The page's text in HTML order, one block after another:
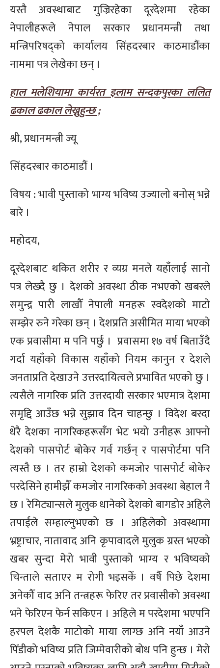
यस्तै अवस्थाबाट गुज्रिरहेका दूरदेशमा रहेका
नेपालीहरूले नेपाल सरकार प्रधानमन्त्री तथा
मन्त्रिपरिषद्को कार्यालय सिंहदरबार काठमाडौंका
नाममा पत्र लेखेका छन् ।
हाल मलेशियामा कार्यरत इलाम सन्दकपुरका ललित
ढकाल ढकाल लेख्नुहुन्छ ;
श्री, प्रधानमन्त्री ज्यू
सिंहदरबार काठमाडौं ।
विषय : भावी पुस्ताको भाग्य भविष्य उज्यालो बनोस् भन्ने
बारे ।
महोदय,
दूरदेशबाट थकित शरीर र व्यग्र मनले यहाँलाई सानो
पत्र लेख्दै छु । देशको अवस्था ठीक नभएको खबरले
समुन्द्र पारी लाखौँ नेपाली मनहरू स्वदेशको माटो
सम्झेर रुने गरेका छन् । देशप्रति असीमित माया भएको
एक प्रवासीमा म पनि पर्छु । प्रवासमा १७ वर्ष बिताउँदै
गर्दा यहाँको विकास यहाँको नियम कानुन र देशले
जनताप्रति देखाउने उत्तरदायित्वले प्रभावित भएको छु ।
त्यसैले नागरिक प्रति उत्तरदायी सरकार भएमात्र देशमा
समृद्दि आउँछ भन्ने सुझाव दिन चाहन्छु । विदेश बस्दा
धेरै देशका नागरिकहरूसँग भेट भयो उनीहरू आफ्नो
देशको पासपोर्ट बोकेर गर्व गर्छन् र पासपोर्टमा पनि
त्यस्तै छ । तर हाम्रो देशको कमजोर पासपोर्ट बोकेर
परदेसिने हामीझैँ कमजोर नागरिकको अवस्था बेहाल नै
छ । रेमिट्यान्सले मुलुक धानेको देशको बागडोर अहिले
तपाईंले सम्हाल्नुभएको छ । अहिलेको अवस्थामा
भ्रष्ट्राचार, नातावाद अनि कृपावादले मुलुक ग्रस्त भएको
खबर सुन्दा मेरो भावी पुस्ताको भाग्य र भविष्यको
चिन्ताले सताएर म रोगी भइसकेँ । वर्षै पिछे देशमा
अनेकौँ वाद अनि तन्त्रहरू फेरिए तर प्रवासीको अवस्था
भने फेरिएन फेर्न सकिएन । अहिले म परदेशमा भएपनि
हरपल देशकै माटोको माया लाग्छ अनि नयाँ आउने
पिँडीको भविष्य प्रति जिम्मेवारीको बोध पनि हुन्छ । मेरो